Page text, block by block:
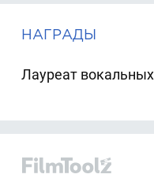
НАГРАДЫ
Лауреат